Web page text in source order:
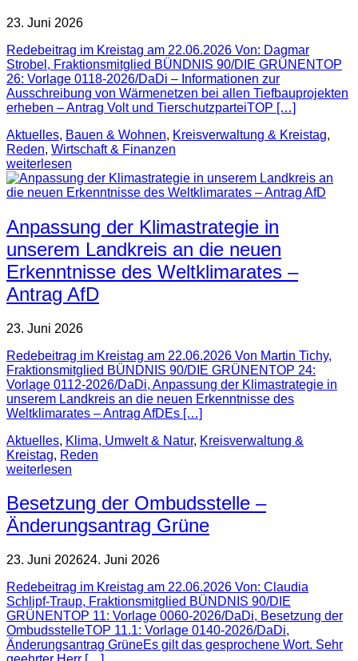
23. Juni 2026
Redebeitrag im Kreistag am 22.06.2026 Von: Dagmar
Strobel, Fraktionsmitglied BÜNDNIS 90/DIE GRÜNENTOP
26: Vorlage 0118-2026/DaDi – Informationen zur
Ausschreibung von Wärmenetzen bei allen Tiefbauprojekten
erheben – Antrag Volt und TierschutzparteiTOP […]
Aktuelles, Bauen & Wohnen, Kreisverwaltung & Kreistag,
Reden, Wirtschaft & Finanzen
weiterlesen
Anpassung der Klimastrategie in
unserem Landkreis an die neuen
Erkenntnisse des Weltklimarates –
Antrag AfD
23. Juni 2026
Redebeitrag im Kreistag am 22.06.2026 Von Martin Tichy,
Fraktionsmitglied BÜNDNIS 90/DIE GRÜNENTOP 24:
Vorlage 0112-2026/DaDi, Anpassung der Klimastrategie in
unserem Landkreis an die neuen Erkenntnisse des
Weltklimarates – Antrag AfDEs […]
Aktuelles, Klima, Umwelt & Natur, Kreisverwaltung &
Kreistag, Reden
weiterlesen
Besetzung der Ombudsstelle –
Änderungsantrag Grüne
23. Juni 202624. Juni 2026
Redebeitrag im Kreistag am 22.06.2026 Von: Claudia
Schlipf-Traup, Fraktionsmitglied BÜNDNIS 90/DIE
GRÜNENTOP 11: Vorlage 0060-2026/DaDi, Besetzung der
OmbudsstelleTOP 11.1: Vorlage 0140-2026/DaDi,
Änderungsantrag GrüneEs gilt das gesprochene Wort. Sehr